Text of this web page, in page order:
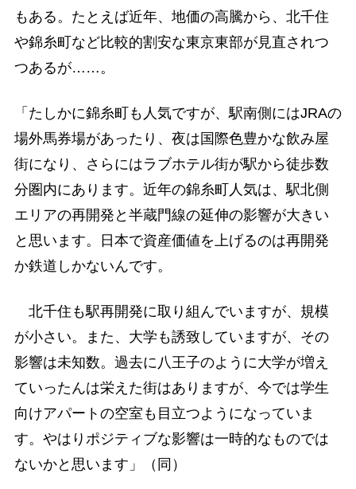
もある。たとえば近年、地価の高騰から、北千住
や錦糸町など比較的割安な東京東部が見直されつ
つあるが……。
「たしかに錦糸町も人気ですが、駅南側にはJRAの
場外馬券場があったり、夜は国際色豊かな飲み屋
街になり、さらにはラブホテル街が駅から徒歩数
分圏内にあります。近年の錦糸町人気は、駅北側
エリアの再開発と半蔵門線の延伸の影響が大きい
と思います。日本で資産価値を上げるのは再開発
か鉄道しかないんです。
北千住も駅再開発に取り組んでいますが、規模
が小さい。また、大学も誘致していますが、その
影響は未知数。過去に八王子のように大学が増え
ていったんは栄えた街はありますが、今では学生
向けアパートの空室も目立つようになっていま
す。やはりポジティブな影響は一時的なものでは
ないかと思います」（同）